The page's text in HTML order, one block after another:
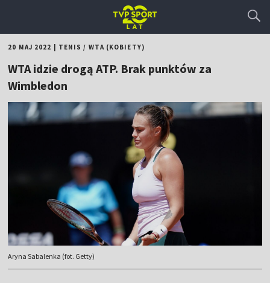
20 MAJ 2022 TENIS / WTA (KOBIETY)
WTA idzie drogą ATP. Brak punktów za
Wimbledon
Aryna Sabalenka (fot. Getty)